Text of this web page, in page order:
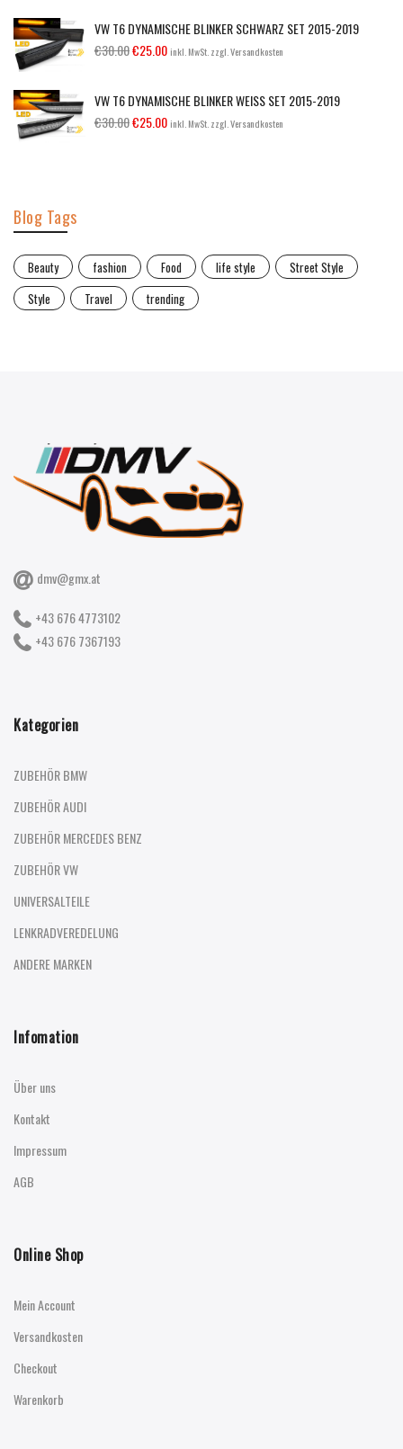
VW T6 DYNAMISCHE BLINKER SCHWARZ SET 2015-2019
€30.00€25.00 inkl. MwSt. zzgl. Versandkosten
VW T6 DYNAMISCHE BLINKER WEISS SET 2015-2019
€30.00€25.00 inkl. MwSt. zzgl. Versandkosten
Blog Tags
Beauty fashion Food life style
Street Style
Style
Travel trending
dmv@gmx.at
+43 676 4773102
+43 676 7367193
Kategorien
ZUBEHÖR BMW
ZUBEHÖR AUDI
ZUBEHÖR MERCEDES BENZ
ZUBEHÖR VW
UNIVERSALTEILE
LENKRADVEREDELUNG
ANDERE MARKEN
Infomation
Über uns
Kontakt
Impressum
AGB
Online Shop
Mein Account
Versandkosten
Checkout
Warenkorb